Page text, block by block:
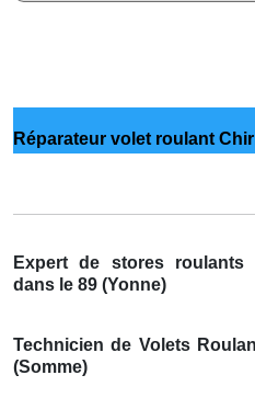
Réparateur volet roulant
Expert de stores roulants
dans le 89 (Yonne)
Technicien de Volets
(Somme)